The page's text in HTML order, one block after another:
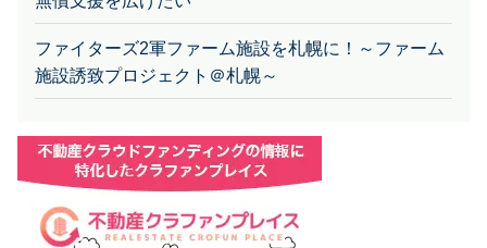
ファイターズ2軍ファーム施設を札幌に！～ファーム
施設誘致プロジェクト＠札幌～